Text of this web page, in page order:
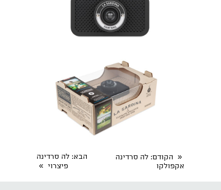
« הקודם: לה סרדינה
אקפולקו
הבא: לה סרדינה
פיצרוי »